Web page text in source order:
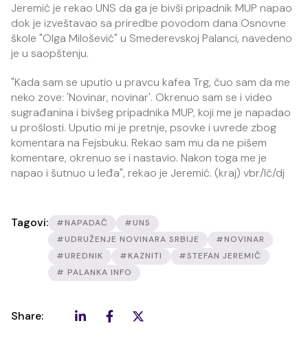
Jeremić je rekao UNS da ga je bivši pripadnik MUP napao
dok je izveštavao sa priredbe povodom dana Osnovne
škole "Olga Milošević" u Smederevskoj Palanci, navedeno
je u saopštenju.
"Kada sam se uputio u pravcu kafea Trg, čuo sam da me
neko zove: 'Novinar, novinar'. Okrenuo sam se i video
sugrađanina i bivšeg pripadnika MUP, koji me je napadao
u prošlosti. Uputio mi je pretnje, psovke i uvrede zbog
komentara na Fejsbuku. Rekao sam mu da ne pišem
komentare, okrenuo se i nastavio. Nakon toga me je
napao i šutnuo u leđa", rekao je Jeremić. (kraj) vbr/lč/dj
Tagovi: #NAPADAČ
#UNS
#UDRUŽENJE NOVINARA SRBIJE
#NOVINAR
#UREDNIK
#KAZNITI
#STEFAN JEREMIĆ
# PALANKA INFO
Share: